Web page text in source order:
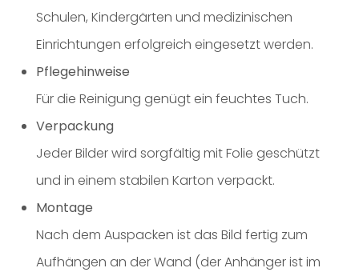
Schulen, Kindergärten und medizinischen
Einrichtungen erfolgreich eingesetzt werden.
Pflegehinweise
Für die Reinigung genügt ein feuchtes Tuch.
Verpackung
Jeder Bilder wird sorgfältig mit Folie geschützt
und in einem stabilen Karton verpackt.
Montage
Nach dem Auspacken ist das Bild fertig zum
Aufhängen an der Wand (der Anhänger ist im